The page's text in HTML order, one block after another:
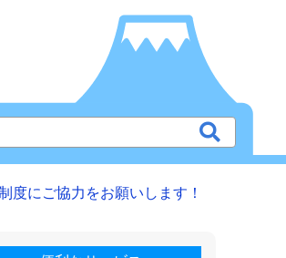
度にご協力をお願いします！